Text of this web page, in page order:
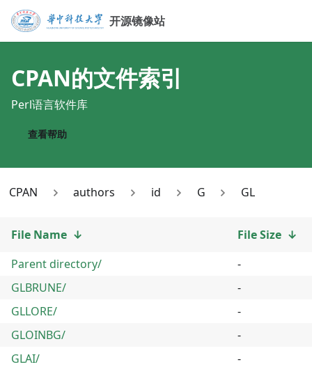
开源镜像站
CPAN的文件索引
Perl语言软件库
查看帮助
CPAN authors id G GL
File Name ↓ File Size ↓
Parent directory/
-
GLBRUNE/
-
GLLORE/
-
GLOINBG/
-
GLAI/
-